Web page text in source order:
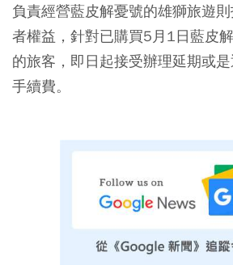
負責經營藍皮解憂號的雄獅旅遊
者權益，針對已購買5月1日藍皮
的旅客，即日起接受辦理延期或
手續費。